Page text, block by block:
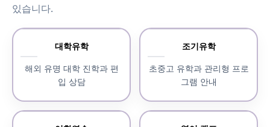
있습니다.
대학유학
해외 유명 대학 진학과 편
입 상담
조기유학
초중고 유학과 관리형 프로
그램 안내